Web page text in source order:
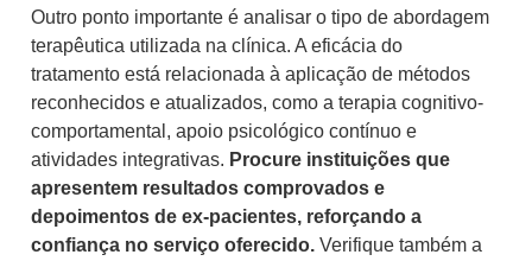
Outro ponto importante é analisar o tipo de abordagem
terapêutica utilizada na clínica. A eficácia do
tratamento está relacionada à aplicação de métodos
reconhecidos e atualizados, como a terapia cognitivo-
comportamental, apoio psicológico contínuo e
atividades integrativas. Procure instituições que
apresentem resultados comprovados e
depoimentos de ex-pacientes, reforçando a
confiança no serviço oferecido. Verifique também a